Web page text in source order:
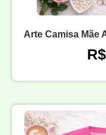
Arte Camisa Mãe